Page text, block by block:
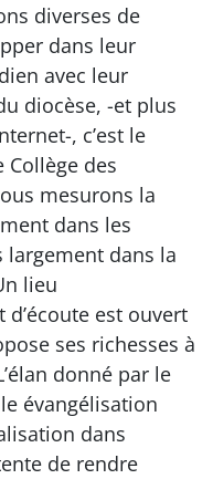
diverses de
dans leur
avec leur
diocèse, -et plus
, c’est le
des
mesurons la
dans les
largement dans la
lieu
d’écoute est ouvert
ses richesses à
donné par le
évangélisation
dans
de rendre